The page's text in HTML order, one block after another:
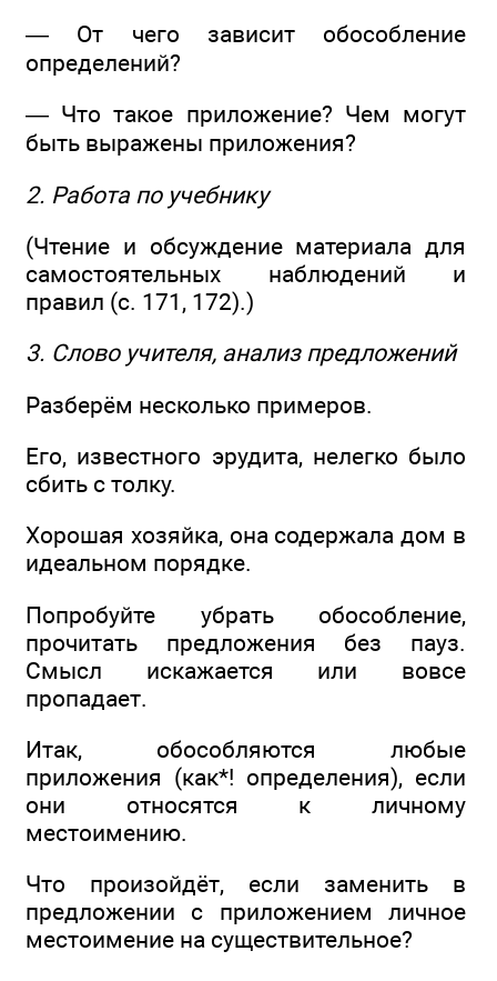
— От чего зависит обособление
определений?
— Что такое приложение? Чем могут
быть выражены приложения?
2. Работа по учебнику
(Чтение и обсуждение материала для
самостоятельных наблюдений и
правил (с. 171, 172).)
3. Слово учителя, анализ предложений
Разберём несколько примеров.
Его, известного эрудита, нелегко было
сбить с толку.
Хорошая хозяйка, она содержала дом в
идеальном порядке.
Попробуйте убрать обособление,
прочитать предложения без пауз.
Смысл искажается или вовсе
пропадает.
Итак, обособляются любые
приложения (как*! определения), если
они относятся к личному
местоимению.
Что произойдёт, если заменить в
предложении с приложением личное
местоимение на существительное?